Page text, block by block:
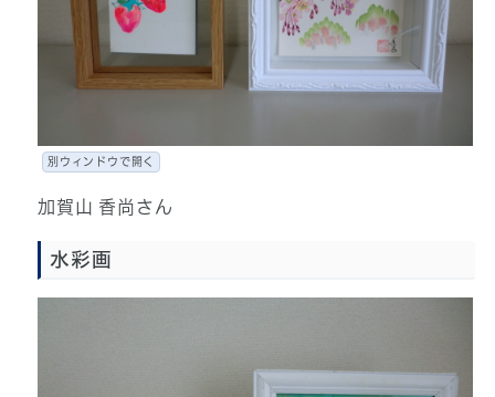
別ウィンドウで開く
加賀山 香尚さん
水彩画